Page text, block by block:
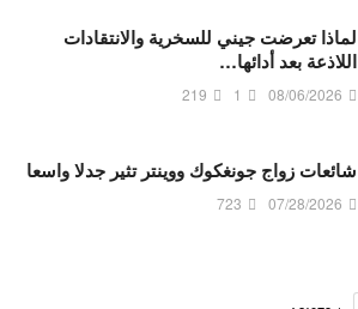
لماذا تعرضت جيني للسخرية والانتقادات
اللاذعة بعد أدائها…
08/06/2026
1
219
شائعات زواج جونغكوك ووينتر تثير جدلا واسعا
07/28/2026
723